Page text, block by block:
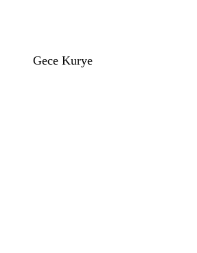
Gece Kurye